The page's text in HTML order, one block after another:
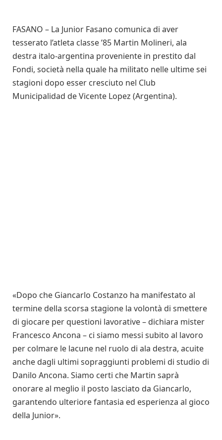
FASANO – La Junior Fasano comunica di aver
tesserato l’atleta classe ’85 Martin Molineri, ala
destra italo-argentina proveniente in prestito dal
Fondi, società nella quale ha militato nelle ultime sei
stagioni dopo esser cresciuto nel Club
Municipalidad de Vicente Lopez (Argentina).
«Dopo che Giancarlo Costanzo ha manifestato al
termine della scorsa stagione la volontà di smettere
di giocare per questioni lavorative – dichiara mister
Francesco Ancona – ci siamo messi subito al lavoro
per colmare le lacune nel ruolo di ala destra, acuite
anche dagli ultimi sopraggiunti problemi di studio di
Danilo Ancona. Siamo certi che Martin saprà
onorare al meglio il posto lasciato da Giancarlo,
garantendo ulteriore fantasia ed esperienza al gioco
della Junior».